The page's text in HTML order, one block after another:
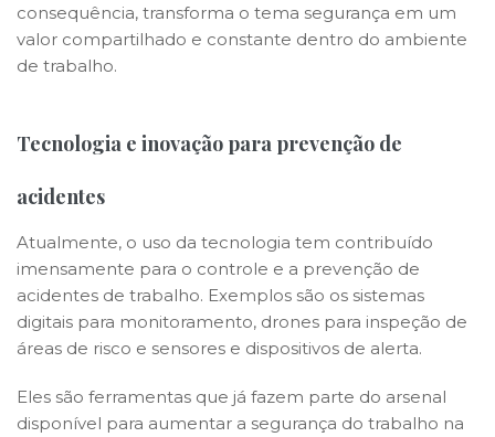
consequência, transforma o tema segurança em um
valor compartilhado e constante dentro do ambiente
de trabalho.
Tecnologia e inovação para prevenção de
acidentes
Atualmente, o uso da tecnologia tem contribuído
imensamente para o controle e a prevenção de
acidentes de trabalho. Exemplos são os sistemas
digitais para monitoramento, drones para inspeção de
áreas de risco e sensores e dispositivos de alerta.
Eles são ferramentas que já fazem parte do arsenal
disponível para aumentar a segurança do trabalho na